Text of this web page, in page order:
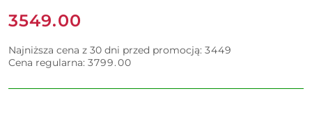
Cena:
3549.00
Najniższa cena z 30 dni przed promocją: 3449
Cena regularna: 3799.00